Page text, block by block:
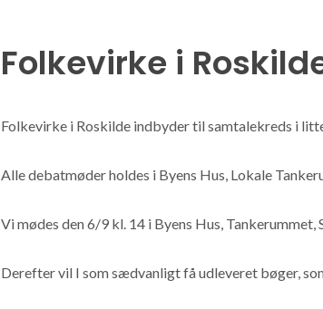
Folkevirke i
Folkevirke i Roskilde indbyder til samtalekreds i
Alle debatmøder holdes i Byens Hus, Lokale
Vi mødes den 6/9 kl. 14 i Byens Hus,
Derefter vil I som sædvanligt få udleveret bøger,